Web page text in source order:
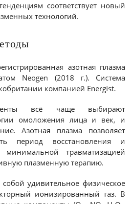
соответствует новый
технологий.
азотная плазма
Neogen (2018 г.). Система
компанией Energist.
всё чаще выбирают
омоложения лица и век, и
Азотная плазма позволяет
период восстановления и
травматизацией
плазменную терапию.
собой удивительное физическое
ионизированный газ. В